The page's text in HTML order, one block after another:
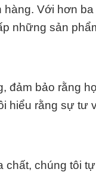
Với hơn
những sản
đảm bảo rằng
hiểu rằng sự tư
chúng tôi